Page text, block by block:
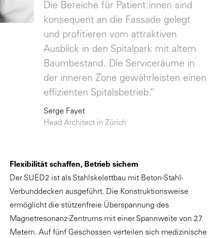
Die Bereiche für Patient:innen sind
konsequent an die Fassade gelegt
und profitieren vom attraktiven
Ausblick in den Spitalpark mit altem
Baumbestand. Die Serviceräume in
der inneren Zone gewährleisten einen
effizienten Spitalsbetrieb.“
Serge Fayet
Head Architect in Zürich
Flexibilität schaffen, Betrieb sichern
Der SUED2 ist als Stahlskelettbau mit Beton-Stahl-
Verbunddecken ausgeführt. Die Konstruktionsweise
ermöglicht die stützenfreie Überspannung des
Magnetresonanz-Zentrums mit einer Spannweite von 27
Metern. Auf fünf Geschossen verteilen sich medizinische